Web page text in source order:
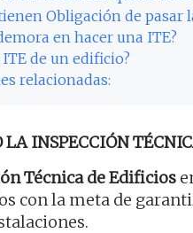
Obligación de pasar
en hacer una ITE?
de un edificio?
relacionadas:
LA INSPECCIÓN
Técnica de Edificios
con la meta de